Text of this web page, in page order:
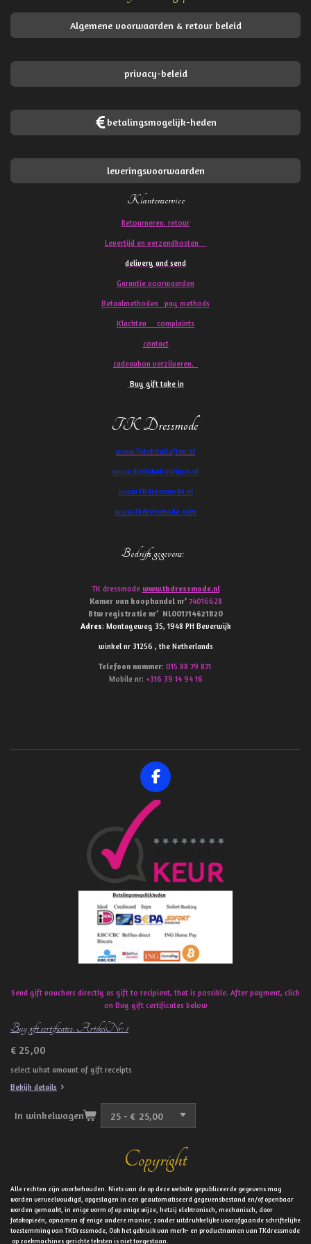
Algemene voorwaarden & retour beleid
privacy-beleid
betalingsmogelijk-heden
leveringsvoorwaarden
Klantenservice
Retourneren. retour
Levertijd en verzendkosten
delivery and send
Garantie voorwaarden
Betaalmethoden pay methods
Klachten complaints
contact
cadeaubon verzilveren.
Buy gift take in
TK Dressmode
www.TakchitaKaftan.nl
www.djellababoutique.nl
www.TKdressmode.nl
www.Tkdressmode.com
Bedrijfs gegevens:
TK dressmode www.tkdressmode.nl
Kamer van koophandel nr’ 74016628
Btw registratie nr’ NL001714621B20
Adres: Montageweg 35, 1948 PH Beverwijk
winkel nr 31256 , the Netherlands
Telefoon nummer: 015 88 79 871
Mobile nr: +316 39 14 94 16
F
a
c
b
o
k
Send gift vouchers directly as gift to recipient, that is possible. After payment, click
on Buy gift certificates below
Buy gift certificates. ArtikelNr: 1
€ 25,00
select what amount of gift receipts
Bekijk details
In winkelwagen
Copyright
Alle rechten zijn voorbehouden. Niets van de op deze website gepubliceerde gegevens mag
worden verveelvoudigd, opgeslagen in een geautomatiseerd gegevensbestand en/of openbaar
worden gemaakt, in enige vorm of op enige wijze, hetzij elektronisch, mechanisch, door
fotokopieën, opnamen of enige andere manier, zonder uitdrukkelijke voorafgaande schriftelijke
toestemming van TKDressmode, Ook het gebruik van merk- en productnamen van TKdressmode
op zoekmachines gerichte teksten is niet toegestaan.